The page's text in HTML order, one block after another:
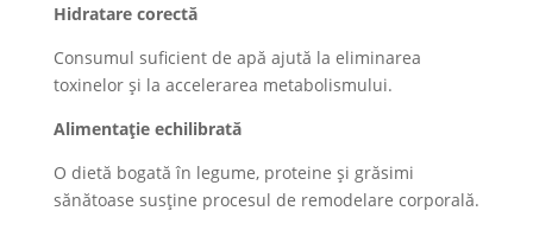
Hidratare corectă
Consumul suficient de apă ajută la eliminarea
toxinelor și la accelerarea metabolismului.
Alimentație echilibrată
O dietă bogată în legume, proteine și grăsimi
sănătoase susține procesul de remodelare corporală.